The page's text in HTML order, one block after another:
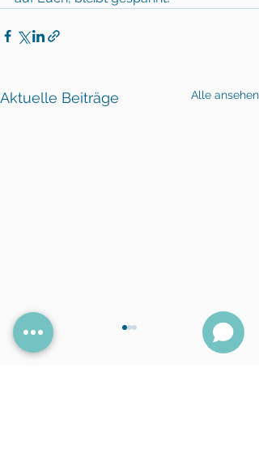
Aktuelle Beiträge Alle ansehen